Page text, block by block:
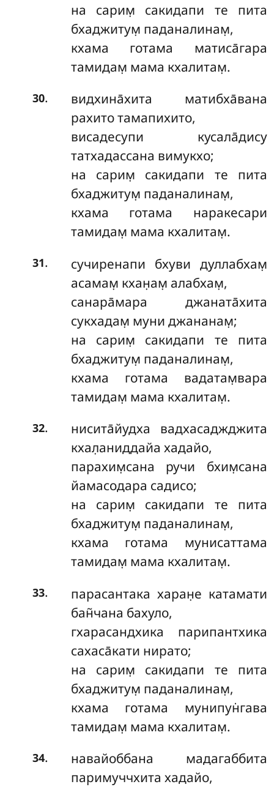
на сарим̣ сакидапи те пита
бхаджитум̣ паданалинам̣,
кхама готама матиса̄гара
тамидам̣ мама кхалитам̣.
30.
видхина̄хита матибха̄вана
рахито тамапихито,
висадесупи кусала̄дису
татхадассана вимукхо;
на сарим̣ сакидапи те пита
бхаджитум̣ паданалинам̣,
кхама готама наракесари
тамидам̣ мама кхалитам̣.
31.
сучиренапи бхуви дуллабхам̣
асамам̣ кхан̣ам̣ алабхам̣,
санара̄мара джаната̄хита
сукхадам̣ муни джананам̣;
на сарим̣ сакидапи те пита
бхаджитум̣ паданалинам̣,
кхама готама вадатам̣вара
тамидам̣ мама кхалитам̣.
32.
нисита̄йудха вадхасаджджита
кхал̣аниддайа хадайо,
парахим̣сана ручи бхим̣сана
йамасодара садисо;
на сарим̣ сакидапи те пита
бхаджитум̣ паданалинам̣,
кхама готама мунисаттама
тамидам̣ мама кхалитам̣.
33.
парасантака харан̣е катамати
бан̃чана бахуло,
гхарасандхика парипантхика
сахаса̄кати нирато;
на сарим̣ сакидапи те пита
бхаджитум̣ паданалинам̣,
кхама готама мунипун̇гава
тамидам̣ мама кхалитам̣.
34.
навайоббана мадагаббита
паримуччхита хадайо,